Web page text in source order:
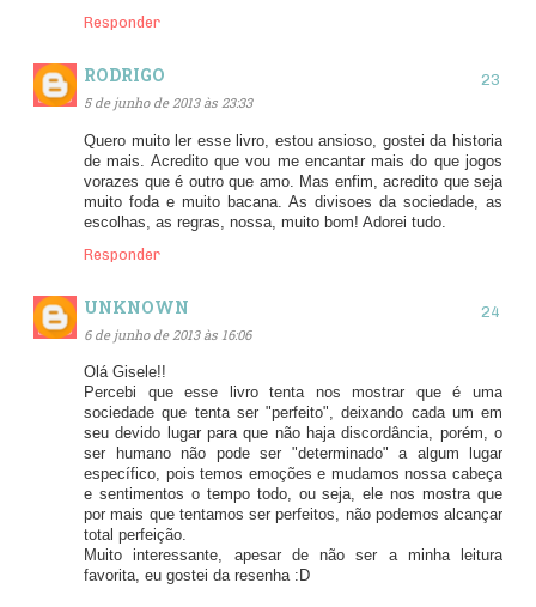
Responder
RODRIGO
5 de junho de 2013 às 23:33
Quero muito ler esse livro, estou ansioso, gostei da historia
de mais. Acredito que vou me encantar mais do que jogos
vorazes que é outro que amo. Mas enfim, acredito que seja
muito foda e muito bacana. As divisoes da sociedade, as
escolhas, as regras, nossa, muito bom! Adorei tudo.
Responder
UNKNOWN
6 de junho de 2013 às 16:06
Olá Gisele!!
Percebi que esse livro tenta nos mostrar que é uma
sociedade que tenta ser "perfeito", deixando cada um em
seu devido lugar para que não haja discordância, porém, o
ser humano não pode ser "determinado" a algum lugar
específico, pois temos emoções e mudamos nossa cabeça
e sentimentos o tempo todo, ou seja, ele nos mostra que
por mais que tentamos ser perfeitos, não podemos alcançar
total perfeição.
Muito interessante, apesar de não ser a minha leitura
favorita, eu gostei da resenha :D